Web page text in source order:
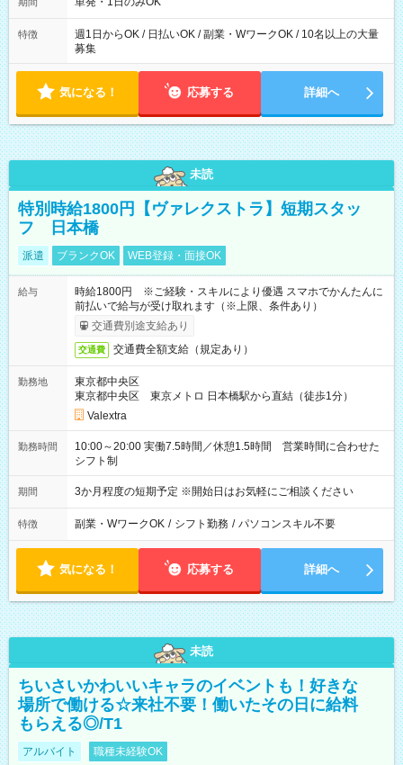
特徴
週1日からOK / 日払いOK / 副業・WワークOK / 10名以上の大量
募集
気になる！ 応募する 詳細へ
未読
特別時給1800円【ヴァレクストラ】短期スタッ
フ 日本橋
派遣 ブランクOK WEB登録・面接OK
給与
時給1800円 ※ご経験・スキルにより優遇 スマホでかんたんに
前払いで給与が受け取れます（※上限、条件あり）
交通費別途支給あり
交通費 交通費全額支給（規定あり）
勤務地
東京都中央区
東京都中央区 東京メトロ 日本橋駅から直結（徒歩1分）
Valextra
勤務時間
10:00～20:00 実働7.5時間／休憩1.5時間 営業時間に合わせた
シフト制
期間 3か月程度の短期予定 ※開始日はお気軽にご相談ください
特徴 副業・WワークOK / シフト勤務 / パソコンスキル不要
気になる！ 応募する 詳細へ
未読
ちいさいかわいいキャラのイベントも！好きな
場所で働ける☆来社不要！働いたその日に給料
もらえる◎/T1
アルバイト 職種未経験OK